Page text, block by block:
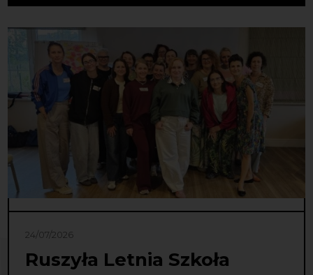
24/07/2026
Ruszyła Letnia Szkoła